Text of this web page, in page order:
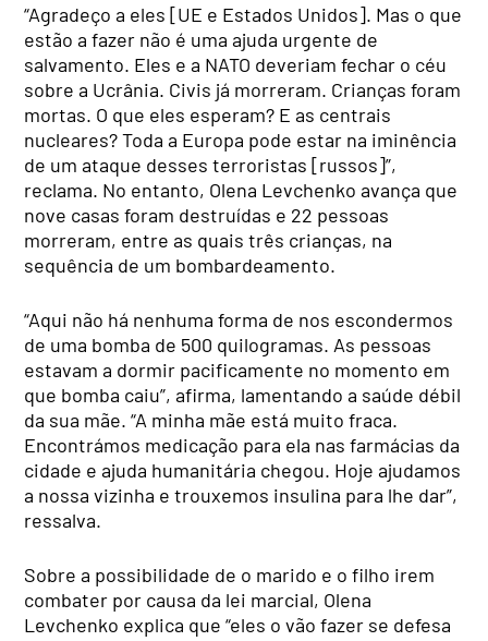
“Agradeço a eles [UE e Estados Unidos]. Mas o que
estão a fazer não é uma ajuda urgente de
salvamento. Eles e a NATO deveriam fechar o céu
sobre a Ucrânia. Civis já morreram. Crianças foram
mortas. O que eles esperam? E as centrais
nucleares? Toda a Europa pode estar na iminência
de um ataque desses terroristas [russos]”,
reclama. No entanto, Olena Levchenko avança que
nove casas foram destruídas e 22 pessoas
morreram, entre as quais três crianças, na
sequência de um bombardeamento.
“Aqui não há nenhuma forma de nos escondermos
de uma bomba de 500 quilogramas. As pessoas
estavam a dormir pacificamente no momento em
que bomba caiu”, afirma, lamentando a saúde débil
da sua mãe. “A minha mãe está muito fraca.
Encontrámos medicação para ela nas farmácias da
cidade e ajuda humanitária chegou. Hoje ajudamos
a nossa vizinha e trouxemos insulina para lhe dar”,
ressalva.
Sobre a possibilidade de o marido e o filho irem
combater por causa da lei marcial, Olena
Levchenko explica que “eles o vão fazer se defesa